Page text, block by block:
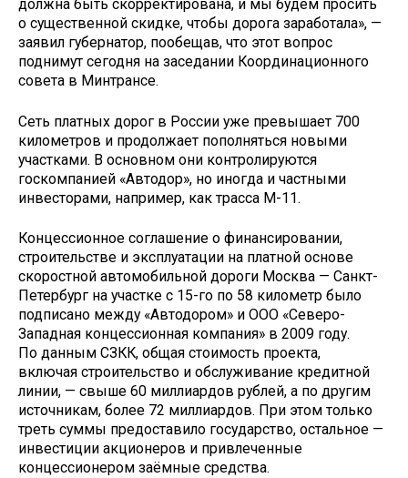
должна быть скорректирована, и мы будем просить
о существенной скидке, чтобы дорога заработала», —
заявил губернатор, пообещав, что этот вопрос
поднимут сегодня на заседании Координационного
совета в Минтрансе.
Сеть платных дорог в России уже превышает 700
километров и продолжает пополняться новыми
участками. В основном они контролируются
госкомпанией «Автодор», но иногда и частными
инвесторами, например, как трасса М-11.
Концессионное соглашение о финансировании,
строительстве и эксплуатации на платной основе
скоростной автомобильной дороги Москва — Санкт-
Петербург на участке с 15-го по 58 километр было
подписано между «Автодором» и ООО «Северо-
Западная концессионная компания» в 2009 году.
По данным СЗКК, общая стоимость проекта,
включая строительство и обслуживание кредитной
линии, — свыше 60 миллиардов рублей, а по другим
источникам, более 72 миллиардов. При этом только
треть суммы предоставило государство, остальное —
инвестиции акционеров и привлеченные
концессионером заёмные средства.